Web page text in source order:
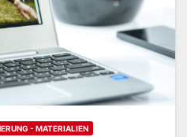
- MATERIALIEN